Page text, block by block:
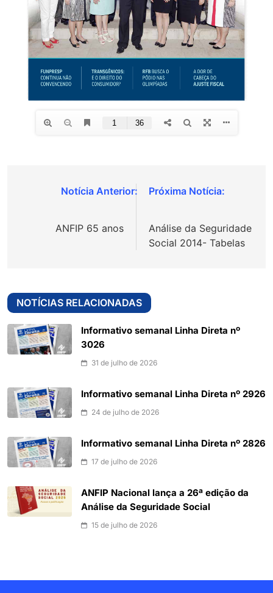
Navegação
ANFIP 65 anos
Análise da Seguridade
Social 2014- Tabelas
NOTÍCIAS RELACIONADAS
Informativo semanal Linha Direta nº
3026
31 de julho de 2026
Informativo semanal Linha Direta nº 2926
24 de julho de 2026
Informativo semanal Linha Direta nº 2826
17 de julho de 2026
ANFIP Nacional lança a 26ª edição da
Análise da Seguridade Social
15 de julho de 2026